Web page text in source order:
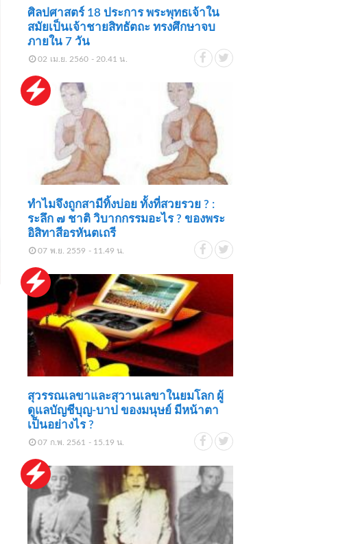
ศิลปศาสตร์ 18 ประการ พระพุทธเจ้าใน
สมัยเป็นเจ้าชายสิทธัตถะ ทรงศึกษาจบ
ภายใน 7 วัน
02 เม.ย. 2560 - 20.41 น.
ทำไมจึงถูกสามีทิ้งบ่อย ทั้งที่สวยรวย ? :
ระลึก ๗ ชาติ วิบากกรรมอะไร ? ของพระ
อิสิทาสีอรหันตเถรี
07 พ.ย. 2559 - 11.49 น.
สุวรรณเลขาและสุวานเลขาในยมโลก ผู้
ดูแลบัญชีบุญ-บาป ของมนุษย์ มีหน้าตา
เป็นอย่างไร ?
07 ก.พ. 2561 - 15.19 น.